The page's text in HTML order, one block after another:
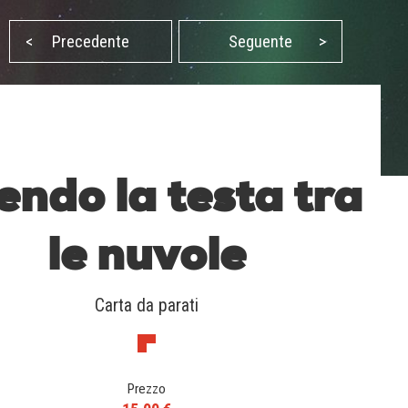
< Precedente Seguente >
la testa tra
le nuvole
Carta da parati
Prezzo